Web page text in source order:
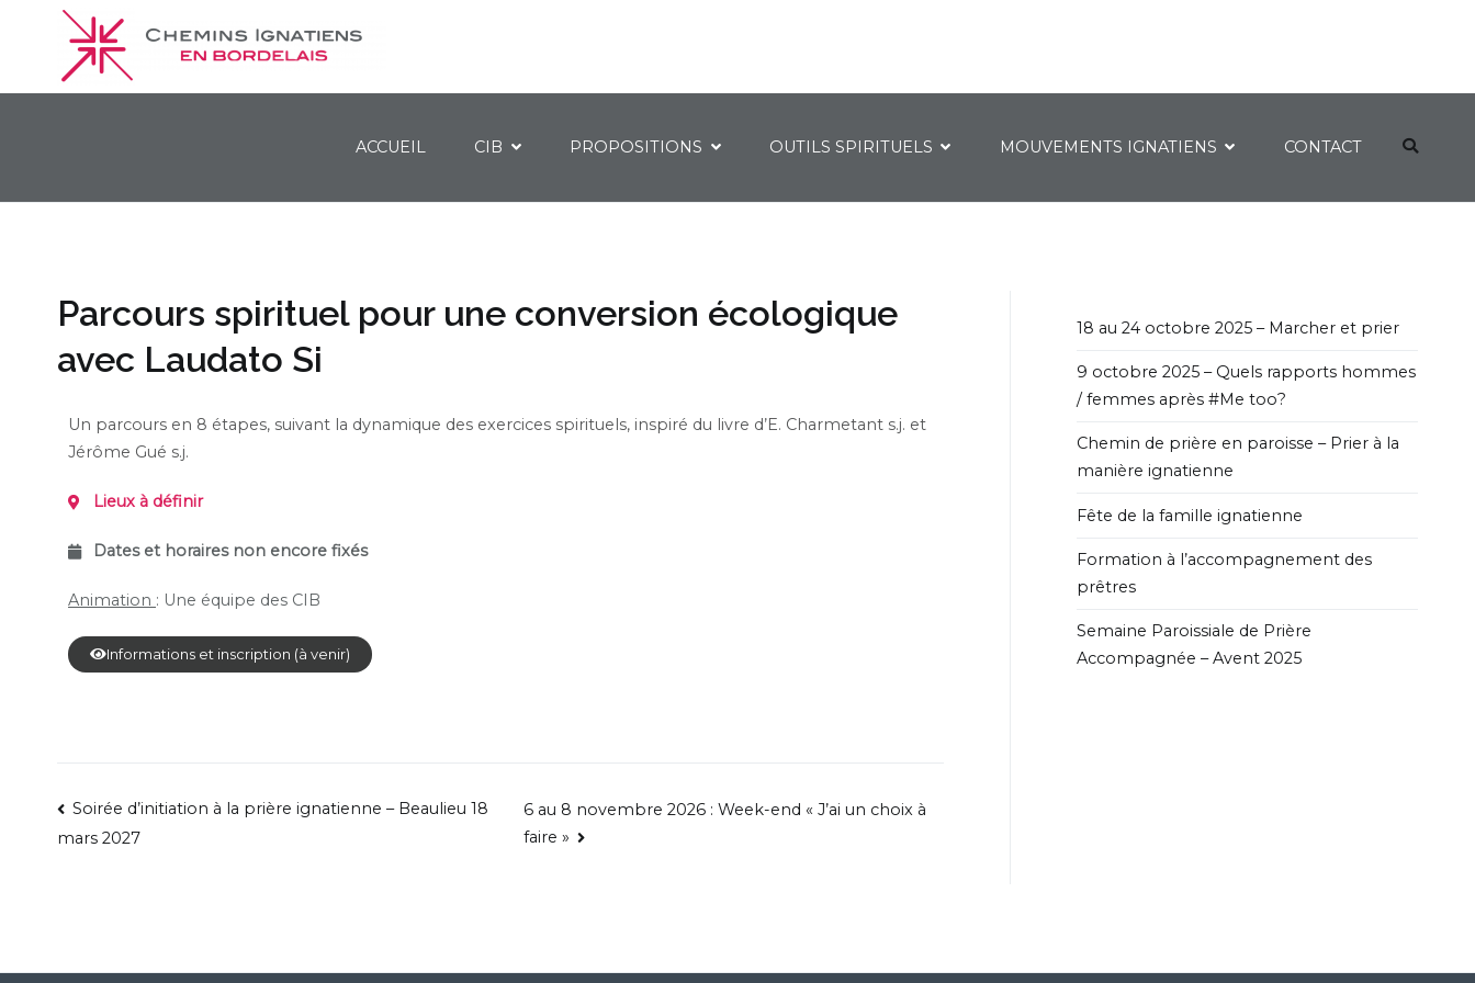
ACCUEIL CIB PROPOSITIONS OUTILS SPIRITUELS MOUVEMENTS IGNATIENS CONTACT
Parcours spirituel pour une conversion écologique
avec Laudato Si
Un parcours en 8 étapes, suivant la dynamique des exercices spirituels, inspiré du livre d’E. Charmetant s.j. et
Jérôme Gué s.j.
Lieux à définir
Dates et horaires non encore fixés
Animation : Une équipe des CIB
Informations et inscription (à venir)
Soirée d’initiation à la prière ignatienne – Beaulieu 18
mars 2027
6 au 8 novembre 2026 : Week-end « J’ai un choix à
faire »
18 au 24 octobre 2025 – Marcher et prier
9 octobre 2025 – Quels rapports hommes
/ femmes après #Me too?
Chemin de prière en paroisse – Prier à la
manière ignatienne
Fête de la famille ignatienne
Formation à l’accompagnement des
prêtres
Semaine Paroissiale de Prière
Accompagnée – Avent 2025